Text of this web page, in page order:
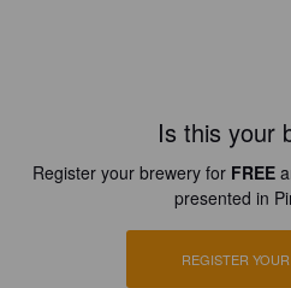
Is this your
Register your brewery for FREE
presented in
REGISTER